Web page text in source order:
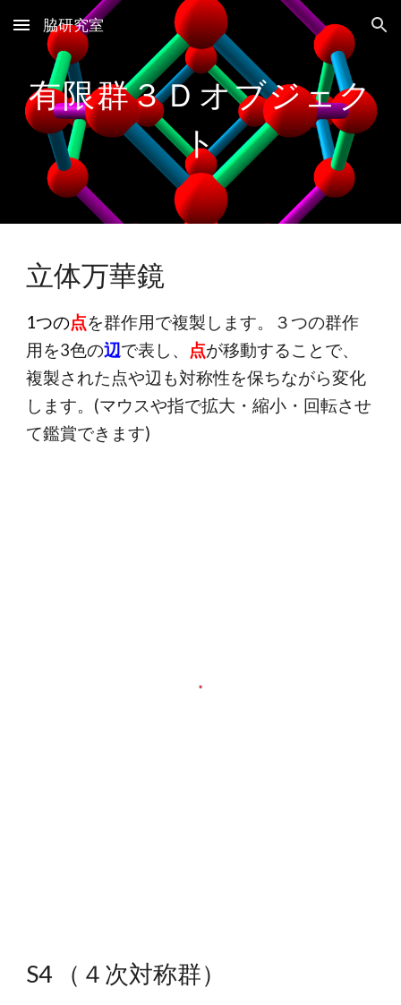
Skip to main content Skip to navigation
脇研究室
有限群３Ｄオブジェク
ト
立体万華鏡
1つの点を群作用で複製します。３つの群作
用を3色の辺で表し、 点が移動することで、
複製された点や辺も対称性を保ちながら変化
します。(マウスや指で拡大・縮小・回転させ
て鑑賞できます)
S4 （４次対称群）